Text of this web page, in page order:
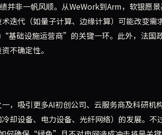
并非一帆风顺。从WeWork到Arm，软银愿
迭代（如量子计算、边缘计算）可能改变需
基础设施运营商”的关键一环。此外，法国
不确定性。
，吸引更多AI初创公司、云服务商及科研机
却设备、电力设备、光纤网络）的发展。不